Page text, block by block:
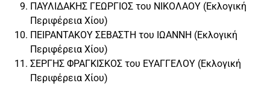
ΠΑΥΛΙΔΑΚΗΣ ΓΕΩΡΓΙΟΣ του ΝΙΚΟΛΑΟΥ (Εκλογική
Περιφέρεια Χίου)
ΠΕΙΡΑΝΤΑΚΟΥ ΣΕΒΑΣΤΗ του ΙΩΑΝΝΗ (Εκλογική
Περιφέρεια Χίου)
ΣΕΡΓΗΣ ΦΡΑΓΚΙΣΚΟΣ του ΕΥΑΓΓΕΛΟΥ (Εκλογική
Περιφέρεια Χίου)